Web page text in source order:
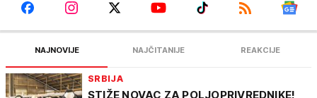
NAJNOVIJE NAJČITANIJE REAKCIJE
SRBIJA
STIŽE NOVAC ZA POLJOPRIVREDNIKE!